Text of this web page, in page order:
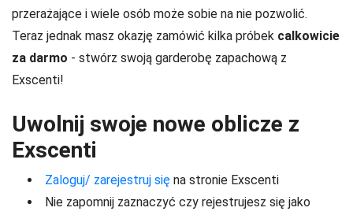
przerażające i wiele osób może sobie na nie pozwolić.
Teraz jednak masz okazję zamówić kilka próbek calkowicie
za darmo - stwórz swoją garderobę zapachową z
Exscenti!
Uwolnij swoje nowe oblicze z
Exscenti
Zaloguj/ zarejestruj się na stronie Exscenti
Nie zapomnij zaznaczyć czy rejestrujesz się jako